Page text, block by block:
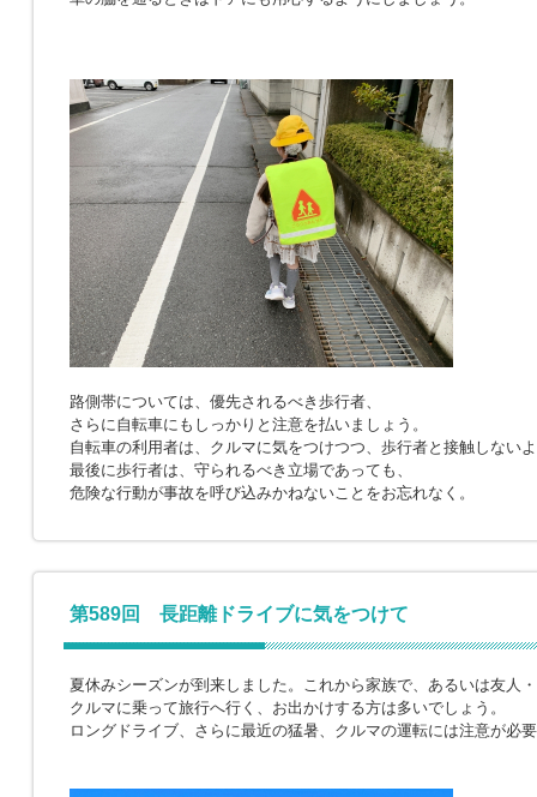
路側帯については、優先されるべき歩行者、
さらに自転車にもしっかりと注意を払いましょう。
自転車の利用者は、クルマに気をつけつつ、歩行者と接触しない
最後に歩行者は、守られるべき立場であっても、
危険な行動が事故を呼び込みかねないことをお忘れなく。
第589回 長距離ドライブに気をつけて
夏休みシーズンが到来しました。これから家族で、あるいは友人
クルマに乗って旅行へ行く、お出かけする方は多いでしょう。
ロングドライブ、さらに最近の猛暑、クルマの運転には注意が必